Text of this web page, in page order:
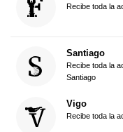
Recibe toda la
Santiago
Recibe toda la
Santiago
Vigo
Recibe toda la